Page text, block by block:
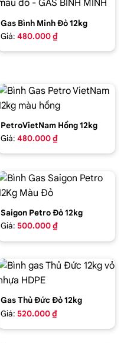
Gas Bình Minh Đỏ 12kg
Giá: 480.000 ₫
PetroVietNam Hồng 12kg
Giá: 480.000 ₫
Saigon Petro Đỏ 12kg
Giá: 500.000 ₫
Gas Thủ Đức Đỏ 12kg
Giá: 520.000 ₫